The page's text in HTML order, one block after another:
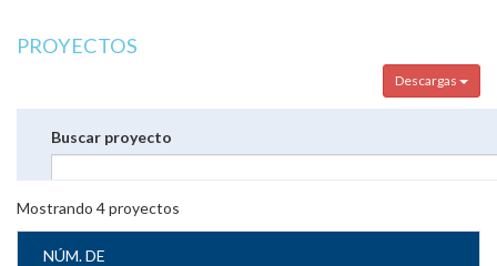
PROYECTOS
Descargas
Buscar proyecto
Mostrando 4proyectos
NÚM. DE